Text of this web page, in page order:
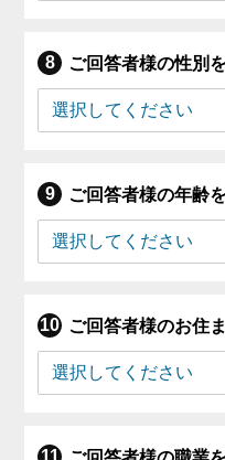
ご回答者様の性別
ご回答者様の年齢
ご回答者様のお住